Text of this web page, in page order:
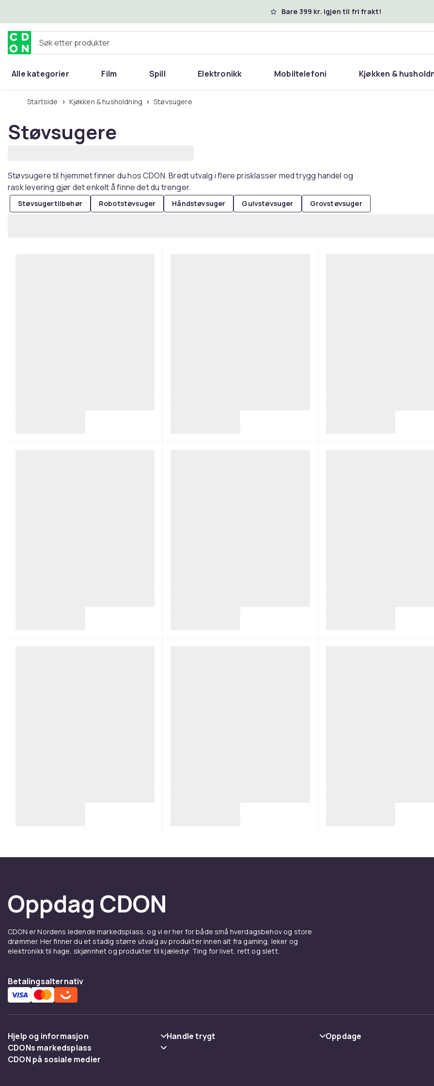
Bare 399 kr. igjen til fri frakt!
Søk etter produkter
Alle kategorier Film Spill Elektronikk Mobiltelefoni Kjøkken &
Startside Kjøkken & husholdning Støvsugere
Støvsugere
Støvsugere til hjemmet finner du hos CDON. Bredt utvalg i flere prisklasser med trygg handel og
rask levering gjør det enkelt å finne det du trenger.
Støvsugertilbehør Robotstøvsuger Håndstøvsuger Gulvstøvsuger Grovstøvsuger
Oppdag CDON
CDON er Nordens ledende markedsplass, og vi er her for både små hverdagsbehov og store
drømmer. Her finner du et stadig større utvalg av produkter innen alt fra gaming, leker og
elektronikk til hage, skjønnhet og produkter til kjæledyr. Ting for livet, rett og slett.
Betalingsalternativ
Hjelp og informasjon
Vanlige spørsmål
Handle trygt
Oppdage
CDONs markedsplass
Merchant Help Center
CDON på sosiale medier